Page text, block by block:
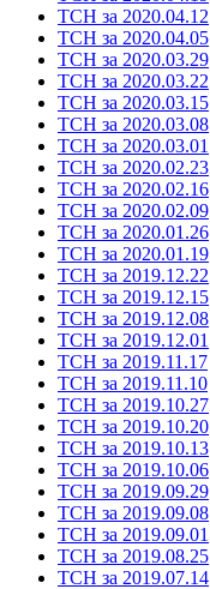
ТСН за 2020.04.12
ТСН за 2020.04.05
ТСН за 2020.03.29
ТСН за 2020.03.22
ТСН за 2020.03.15
ТСН за 2020.03.08
ТСН за 2020.03.01
ТСН за 2020.02.23
ТСН за 2020.02.16
ТСН за 2020.02.09
ТСН за 2020.01.26
ТСН за 2020.01.19
ТСН за 2019.12.22
ТСН за 2019.12.15
ТСН за 2019.12.08
ТСН за 2019.12.01
ТСН за 2019.11.17
ТСН за 2019.11.10
ТСН за 2019.10.27
ТСН за 2019.10.20
ТСН за 2019.10.13
ТСН за 2019.10.06
ТСН за 2019.09.29
ТСН за 2019.09.08
ТСН за 2019.09.01
ТСН за 2019.08.25
ТСН за 2019.07.14